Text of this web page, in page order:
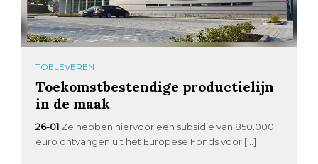
TOELEVEREN
Toekomstbestendige productielijn
in de maak
26-01 Ze hebben hiervoor een subsidie van 850.000
euro ontvangen uit het Europese Fonds voor […]